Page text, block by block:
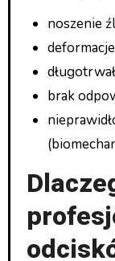
noszenie
brak